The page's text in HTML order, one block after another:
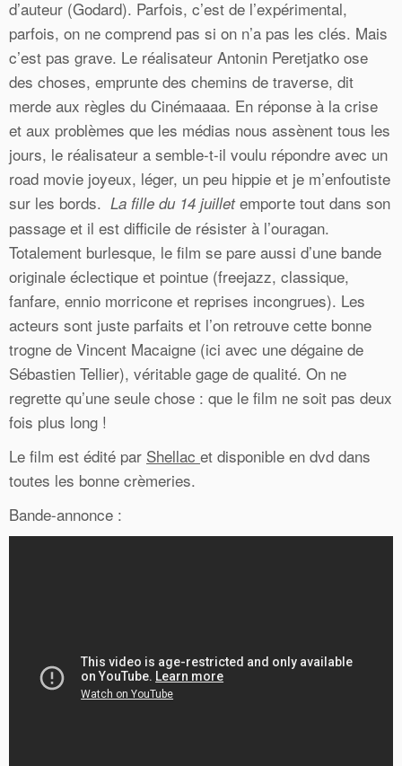
d’auteur (Godard). Parfois, c’est de l’expérimental,
parfois, on ne comprend pas si on n’a pas les clés. Mais
c’est pas grave. Le réalisateur Antonin Peretjatko ose
des choses, emprunte des chemins de traverse, dit
merde aux règles du Cinémaaaa. En réponse à la crise
et aux problèmes que les médias nous assènent tous les
jours, le réalisateur a semble-t-il voulu répondre avec un
road movie joyeux, léger, un peu hippie et je m’enfoutiste
sur les bords. La fille du 14 juilletemporte tout dans son
passage et il est difficile de résister à l’ouragan.
Totalement burlesque, le film se pare aussi d’une bande
originale éclectique et pointue (freejazz, classique,
fanfare, ennio morricone et reprises incongrues). Les
acteurs sont juste parfaits et l’on retrouve cette bonne
trogne de Vincent Macaigne (ici avec une dégaine de
Sébastien Tellier), véritable gage de qualité. On ne
regrette qu’une seule chose : que le film ne soit pas deux
fois plus long !
Le film est édité par Shellac et disponible en dvd dans
toutes les bonne crèmeries.
Bande-annonce :